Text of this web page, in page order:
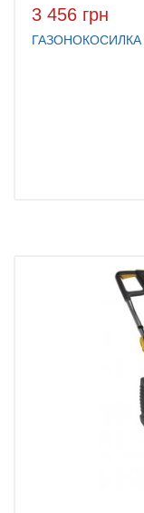
3 456 грн
ГАЗОНОКОСИЛКА